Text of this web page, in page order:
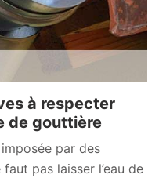
à respecter
de gouttière
par des
pas laisser l’eau de